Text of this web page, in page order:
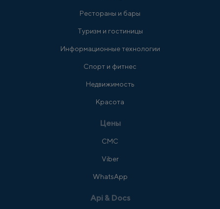
Рестораны и бары
Туризм и гостиницы
Информационные технологии
Спорт и фитнес
Недвижимость
Красота
Цены
СМС
Viber
WhatsApp
Api & Docs